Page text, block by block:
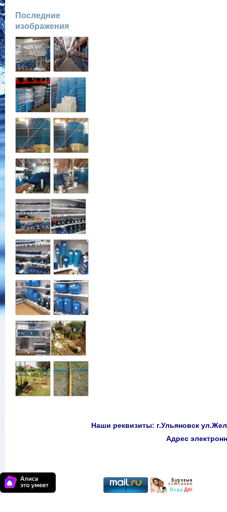
Последние
изображения
Наши реквизиты: г.Ульяновск
Адрес